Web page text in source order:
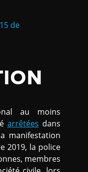
15 de
au moins
arrêtées dans
manifestation
2019, la police
membres